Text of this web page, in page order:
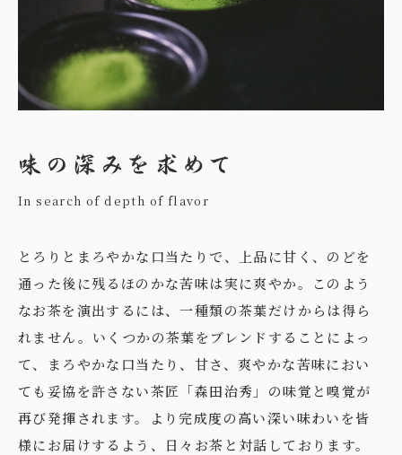
In search of depth of flavor
とろりとまろやかな口当たりで、上品に甘く、のどを
通った後に残るほのかな苦味は実に爽やか。このよう
なお茶を演出するには、一種類の茶葉だけからは得ら
れません。いくつかの茶葉をブレンドすることによっ
て、まろやかな口当たり、甘さ、爽やかな苦味におい
ても妥協を許さない茶匠「森田治秀」の味覚と嗅覚が
再び発揮されます。より完成度の高い深い味わいを皆
様にお届けするよう、日々お茶と対話しております。